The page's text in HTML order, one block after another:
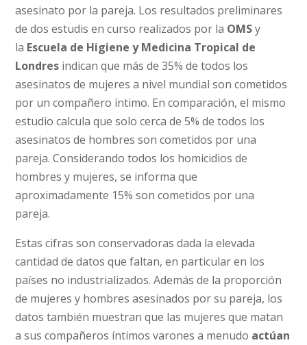
asesinato por la pareja. Los resultados preliminares
de dos estudis en curso realizados por la OMSy
la Escuela de Higiene y Medicina Tropical de
Londres indican que más de 35% de todos los
asesinatos de mujeres a nivel mundial son cometidos
por un compañero íntimo. En comparación, el mismo
estudio calcula que solo cerca de 5% de todos los
asesinatos de hombres son cometidos por una
pareja. Considerando todos los homicidios de
hombres y mujeres, se informa que
aproximadamente 15% son cometidos por una
pareja.
Estas cifras son conservadoras dada la elevada
cantidad de datos que faltan, en particular en los
países no industrializados. Además de la proporción
de mujeres y hombres asesinados por su pareja, los
datos también muestran que las mujeres que matan
a sus compañeros íntimos varones a menudo actúan